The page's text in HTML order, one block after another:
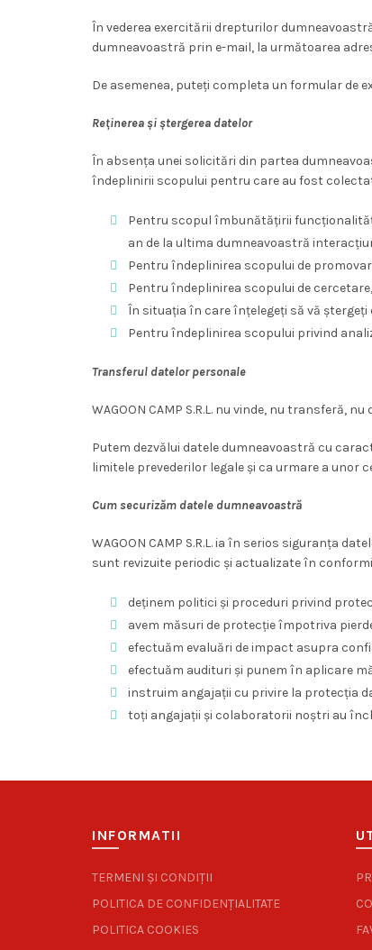
În vederea exercitării drepturilor
dumneavoastră prin e-mail, la următoarea
De asemenea, puteți completa un formular de
Reținerea și ștergerea datelor
În absența unei solicitări din partea
îndeplinirii scopului pentru care au fost
Pentru scopul îmbunătățirii
an de la ultima dumneavoastră
Pentru îndeplinirea scopului de
Pentru îndeplinirea scopului de
În situația în care înțelegeți să vă
Pentru îndeplinirea scopului privind
Transferul datelor personale
WAGOON CAMP S.R.L. nu vinde, nu
Putem dezvălui datele dumneavoastră cu
limitele prevederilor legale și ca urmare a unor
Cum securizăm datele dumneavoastră
WAGOON CAMP S.R.L. ia în serios siguranța
sunt revizuite periodic și actualizate în
deținem politici și proceduri privind
avem măsuri de protecție împotriva
efectuăm evaluări de impact asupra
efectuăm audituri și punem în aplicare
instruim angajații cu privire la protecția
toți angajații și colaboratorii noștri au
INFORMATII
TERMENI ȘI CONDIȚII
POLITICA DE CONFIDENȚIALITATE
POLITICA COOKIES